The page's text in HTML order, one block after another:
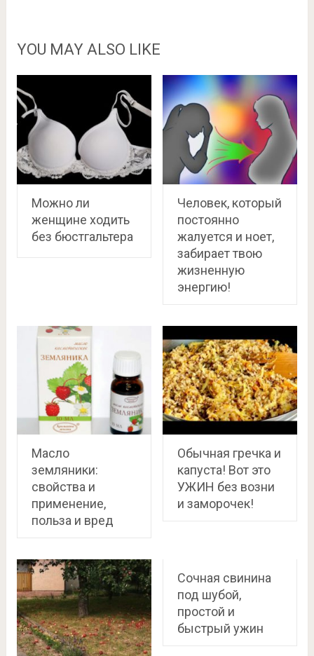
YOU MAY ALSO LIKE
Можно ли
женщине ходить
без бюстгальтера
Человек, который
постоянно
жалуется и ноет,
забирает твою
жизненную
энергию!
Масло
земляники:
свойства и
применение,
польза и вред
Обычная гречка и
капуста! Вот это
УЖИН без возни
и заморочек!
Сочная свинина
под шубой,
простой и
быстрый ужин